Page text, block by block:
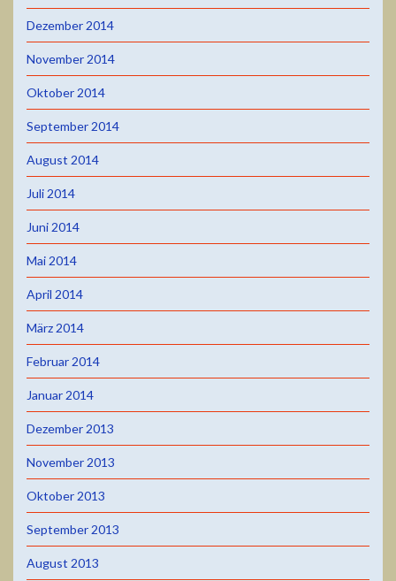
Dezember 2014
November 2014
Oktober 2014
September 2014
August 2014
Juli 2014
Juni 2014
Mai 2014
April 2014
März 2014
Februar 2014
Januar 2014
Dezember 2013
November 2013
Oktober 2013
September 2013
August 2013